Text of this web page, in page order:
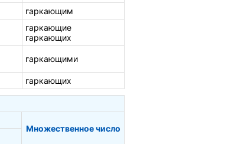
гаркающим
гаркающие
гаркающих
гаркающими
гаркающих
Множественное число